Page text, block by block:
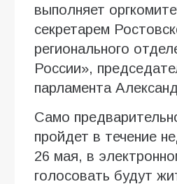
выполняет
секретарем
регионального
России»,
парламента
Само
пройдет в течение
26 мая, в
голосовать будут